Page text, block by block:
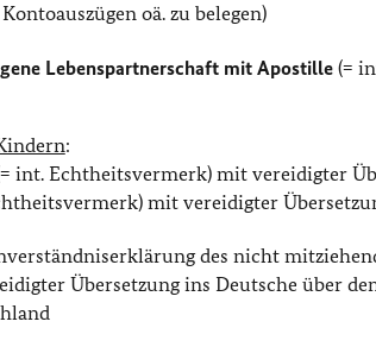
oä. zu belegen)
Lebenspartnerschaft mit Apostille(=
:
int. Echtheitsvermerk) mit vereidigter
mit vereidigter
des nicht
Übersetzung ins Deutsche über